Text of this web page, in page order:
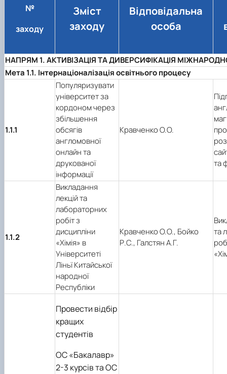
№
заходу
Зміст
заходу
Відповідальна
особа
НАПРЯМ 1. АКТИВІЗАЦІЯ ТА ДИВЕРСИФІКАЦІЯ
Мета 1.1. Інтернаціоналізація освітнього процесу
1.1.1
Популяризувати
університет за
кордоном через
збільшення
обсягів
англомовної
онлайн та
друкованої
інформації
Кравченко О.О.
та
1.1.2
Викладання
лекцій та
лабораторних
робіт з
дисципліни
«Хімія» в
Університеті
Ліньї Китайської
народної
Республіки
Кравченко О.О., Бойко
Р.С., Галстян А.Г.
та
Провести відбір
кращих
студентів
ОС «Бакалавр»
2-3 курсів та ОC